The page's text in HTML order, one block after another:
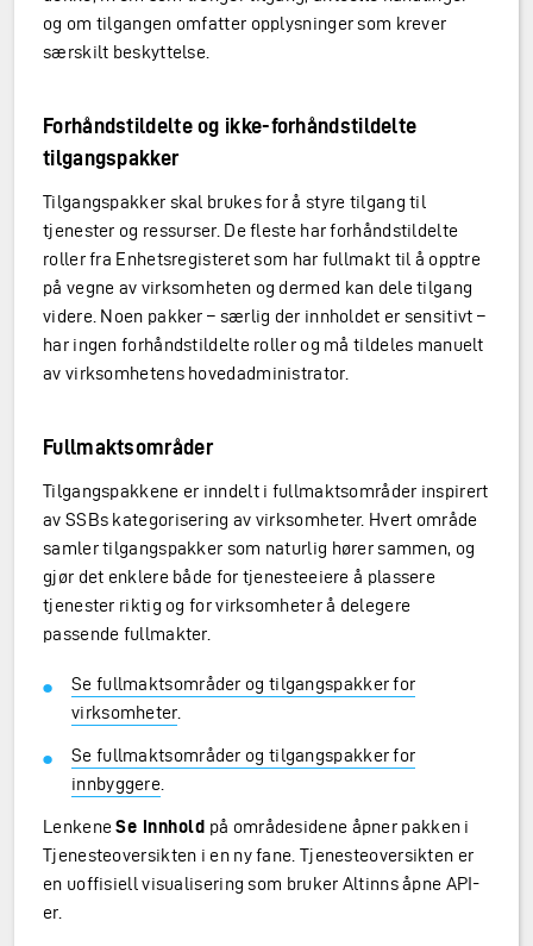
og om tilgangen omfatter opplysninger som krever
særskilt beskyttelse.
Forhåndstildelte og ikke-forhåndstildelte
tilgangspakker
Tilgangspakker skal brukes for å styre tilgang til
tjenester og ressurser. De fleste har forhåndstildelte
roller fra Enhetsregisteret som har fullmakt til å opptre
på vegne av virksomheten og dermed kan dele tilgang
videre. Noen pakker – særlig der innholdet er sensitivt –
har ingen forhåndstildelte roller og må tildeles manuelt
av virksomhetens hovedadministrator.
Fullmaktsområder
Tilgangspakkene er inndelt i fullmaktsområder inspirert
av SSBs kategorisering av virksomheter. Hvert område
samler tilgangspakker som naturlig hører sammen, og
gjør det enklere både for tjenesteeiere å plassere
tjenester riktig og for virksomheter å delegere
passende fullmakter.
Se fullmaktsområder og tilgangspakker for
virksomheter.
Se fullmaktsområder og tilgangspakker for
innbyggere
LenkeneSe innhold på områdesidene åpner pakken i
Tjenesteoversikten i en ny fane. Tjenesteoversikten er
en uoffisiell visualisering som bruker Altinns åpne API-
er.